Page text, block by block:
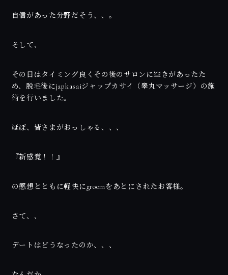
自信があった分野だそう、、。
そして、
その日はタイミング良くその後のサロンに空きがあったた
め、脱毛後にjapkasaiジャップカサイ（睾丸マッサージ）の施
術を行いました。
ほぼ、皆さまがおっしゃる、、、
『新感覚！！』
の感想とともに軽快にgroomをあとにされたお客様。
さて、、
デートはどうなったのか、、、